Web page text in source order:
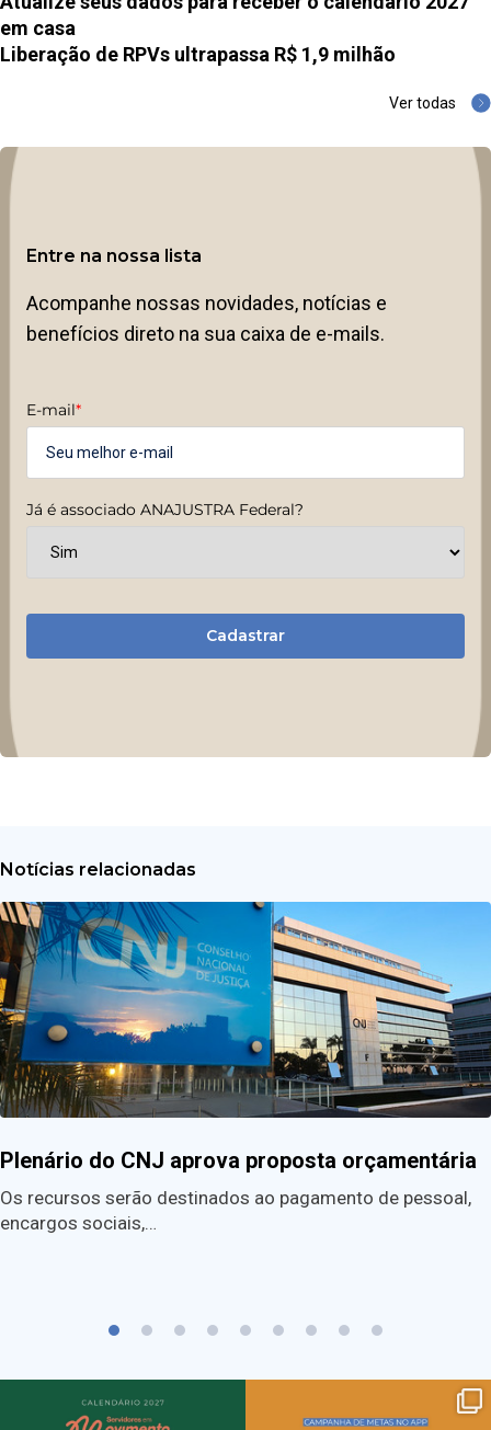
em casa
Liberação de RPVs ultrapassa R$ 1,9 milhão
Ver todas
Entre na nossa lista
Acompanhe nossas novidades, notícias e
benefícios direto na sua caixa de e-mails.
E-mail*
Já é associado ANAJUSTRA Federal?
Cadastrar
Notícias relacionadas
Plenário do CNJ aprova proposta orçamentária
Os recursos serão destinados ao pagamento de pessoal,
encargos sociais,…